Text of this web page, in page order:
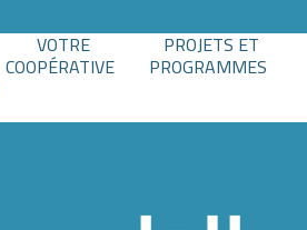
VOTRE
COOPÉRATIVE
PROJETS ET
PROGRAMMES